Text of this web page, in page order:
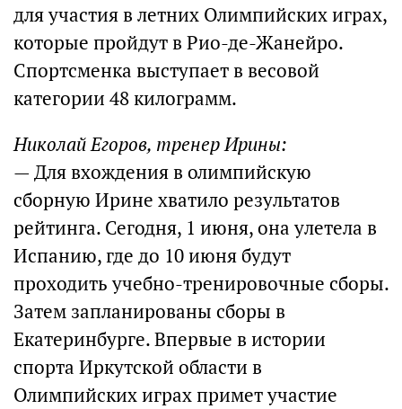
для участия в летних Олимпийских играх,
которые пройдут в Рио-де-Жанейро.
Спортсменка выступает в весовой
категории 48 килограмм.
Николай Егоров, тренер Ирины:
— Для вхождения в олимпийскую
сборную Ирине хватило результатов
рейтинга. Сегодня, 1 июня, она улетела в
Испанию, где до 10 июня будут
проходить учебно-тренировочные сборы.
Затем запланированы сборы в
Екатеринбурге. Впервые в истории
спорта Иркутской области в
Олимпийских играх примет участие